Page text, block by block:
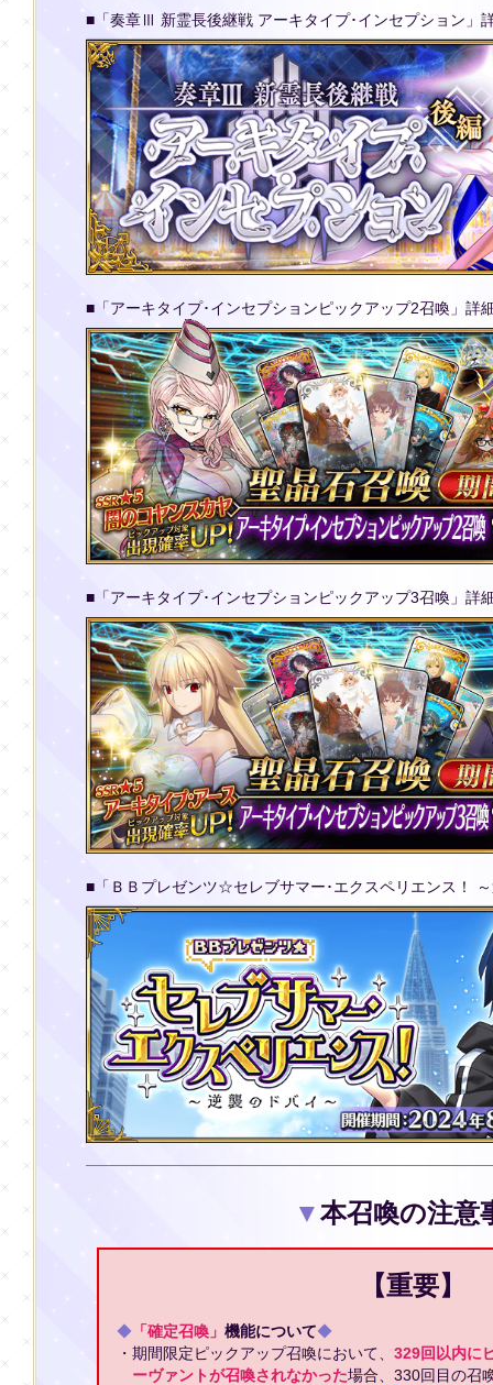
■「奏章Ⅲ 新霊長後継戦 アーキタイプ･インセプション」
■「アーキタイプ･インセプションピックアップ2召喚」詳
■「アーキタイプ･インセプションピックアップ3召喚」詳
■「ＢＢプレゼンツ☆セレブサマー･エクスペリエンス！
▼本召喚の注意
【重要】
◆ 「確定召喚」 機能について◆
・期間限定ピックアップ召喚において、 329回以内に
ーヴァントが召喚されなかった場合、330回目の召